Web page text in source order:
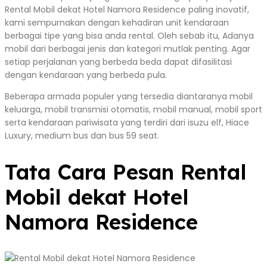
Rental Mobil dekat Hotel Namora Residence paling inovatif,
kami sempurnakan dengan kehadiran unit kendaraan
berbagai tipe yang bisa anda rental. Oleh sebab itu, Adanya
mobil dari berbagai jenis dan kategori mutlak penting. Agar
setiap perjalanan yang berbeda beda dapat difasilitasi
dengan kendaraan yang berbeda pula.
Beberapa armada populer yang tersedia diantaranya mobil
keluarga, mobil transmisi otomatis, mobil manual, mobil sport
serta kendaraan pariwisata yang terdiri dari isuzu elf, Hiace
Luxury, medium bus dan bus 59 seat.
Tata Cara Pesan Rental
Mobil dekat Hotel
Namora Residence